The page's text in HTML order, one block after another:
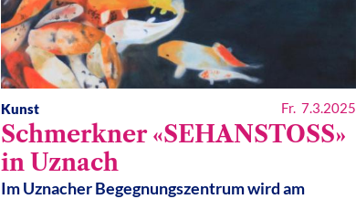
Kunst Fr. 7.3.2025
Schmerkner «SEHANSTOSS»
in Uznach
Im Uznacher Begegnungszentrum wird am